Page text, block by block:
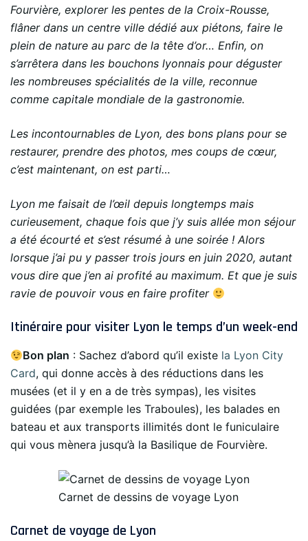
Fourvière, explorer les pentes de la Croix-Rousse,
flâner dans un centre ville dédié aux piétons, faire le
plein de nature au parc de la tête d’or… Enfin, on
s’arrêtera dans les bouchons lyonnais pour déguster
les nombreuses spécialités de la ville, reconnue
comme capitale mondiale de la gastronomie.
Les incontournables de Lyon, des bons plans pour se
restaurer, prendre des photos, mes coups de cœur,
c’est maintenant, on est parti…
Lyon me faisait de l’œil depuis longtemps mais
curieusement, chaque fois que j’y suis allée mon séjour
a été écourté et s’est résumé à une soirée ! Alors
lorsque j’ai pu y passer trois jours en juin 2020, autant
vous dire que j’en ai profité au maximum. Et que je suis
ravie de pouvoir vous en faire profiter
Itinéraire pour visiter Lyon le temps d’un week-end
Bon plan : Sachez d’abord qu’il existe la Lyon City
Card, qui donne accès à des réductions dans les
musées (et il y en a de très sympas), les visites
guidées (par exemple les Traboules), les balades en
bateau et aux transports illimités dont le funiculaire
qui vous mènera jusqu’à la Basilique de Fourvière.
Carnet de dessins de voyage Lyon
Carnet de voyage de Lyon